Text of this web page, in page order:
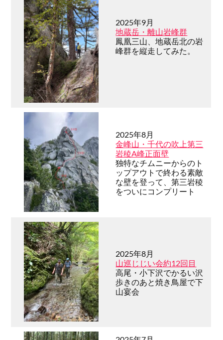
2025年9月
地蔵岳・離山岩峰群
鳳凰三山、地蔵岳北の岩
峰群を縦走してみた。
2025年8月
金峰山・千代の吹上第三
岩稜A峰正面壁
独特なチムニーからのト
ップアウトで終わる素敵
な壁を登って、第三岩稜
をついにコンプリート
2025年8月
山巡じじい会約12回目
高尾・小下沢でかるい沢
歩きのあと焼き鳥屋で下
山宴会